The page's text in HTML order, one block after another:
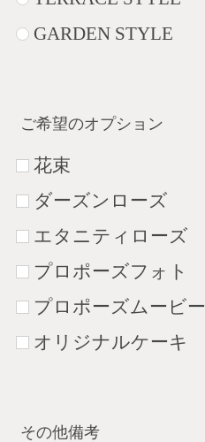
GARDEN STYLE
ご希望のオプション
花束
ダーズンローズ
エタニティローズ
プロポーズフォト
プロポーズムービー
オリジナルケーキ
その他備考